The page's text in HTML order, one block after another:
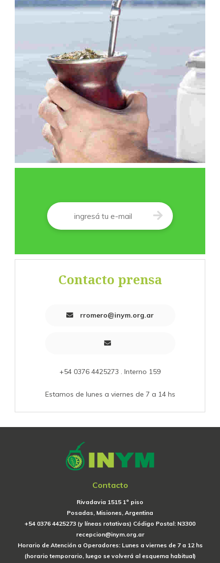
Correo
Contacto prensa
rromero@inym.org.ar
+54 0376 4425273 . Interno 159
Estamos de lunes a viernes de 7 a 14 hs
Contacto
Rivadavia 1515 1º piso
Posadas, Misiones, Argentina
+54 0376 4425273 (y líneas rotativas) Código Postal: N3300
recepcion@inym.org.ar
Horario de Atención a Operadores: Lunes a viernes de 7 a 12 hs
(horario temporario, luego se volverá al esquema habitual)